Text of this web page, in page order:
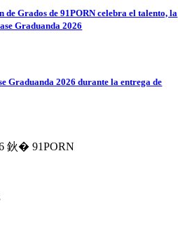
de Grados de 91PORN celebra el talento, la
Graduanda 2026
Graduanda 2026 durante la entrega de
鈥� 91PORN